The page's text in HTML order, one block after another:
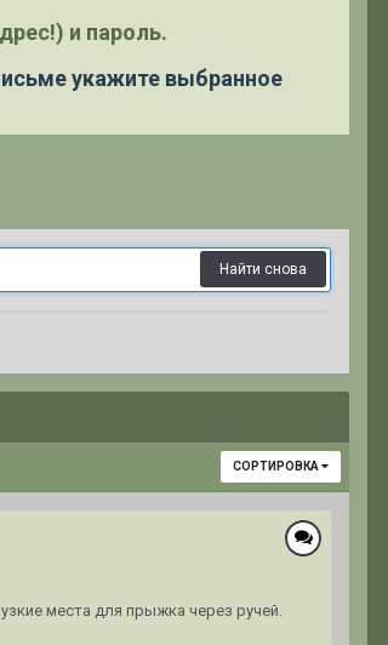
и пароль.
укажите выбранное
Найти снова
СОРТИРОВКА
места для прыжка через ручей.